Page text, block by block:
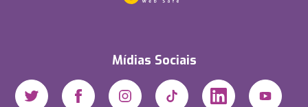
Mídias Sociais